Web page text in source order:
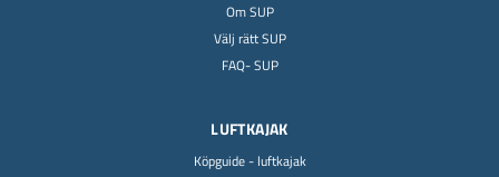
Om SUP
Välj rätt SUP
FAQ- SUP
LUFTKAJAK
Köpguide - luftkajak